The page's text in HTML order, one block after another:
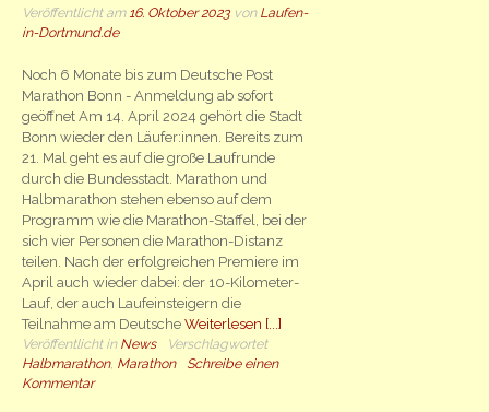
Veröffentlicht am 16. Oktober 2023von Laufen-
in-Dortmund.de
Noch 6 Monate bis zum Deutsche Post
Marathon Bonn - Anmeldung ab sofort
geöffnet Am 14. April 2024 gehört die Stadt
Bonn wieder den Läufer:innen. Bereits zum
21. Mal geht es auf die große Laufrunde
durch die Bundesstadt. Marathon und
Halbmarathon stehen ebenso auf dem
Programm wie die Marathon-Staffel, bei der
sich vier Personen die Marathon-Distanz
teilen. Nach der erfolgreichen Premiere im
April auch wieder dabei: der 10-Kilometer-
Lauf, der auch Laufeinsteigern die
Teilnahme am DeutscheWeiterlesen [...]
Veröffentlicht in News
Verschlagwortet
Halbmarathon, Marathon
Schreibe einen
Kommentar